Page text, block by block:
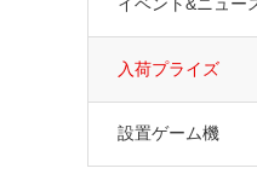
入荷プライズ
設置ゲーム機